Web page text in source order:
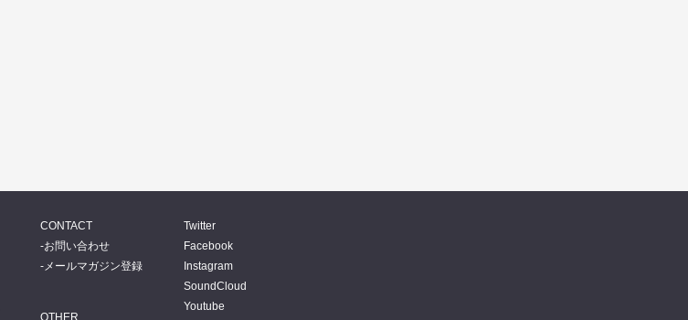
CONTACT
お問い合わせ
メールマガジン登録
OTHER
Twitter
Facebook
Instagram
SoundCloud
Youtube